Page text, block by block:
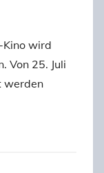
wird
Von 25. Juli
werden